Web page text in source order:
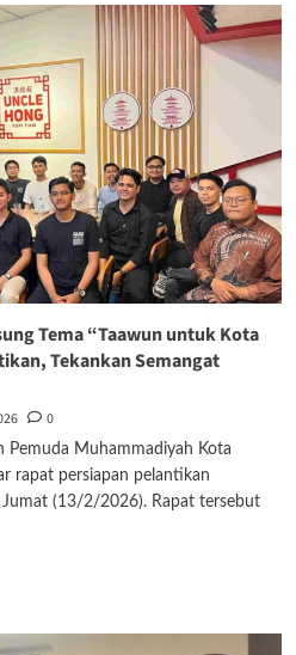
Tema “Taawun untuk Kota
Tekankan Semangat
0
Pemuda Muhammadiyah Kota
rapat persiapan pelantikan
(13/2/2026). Rapat tersebut